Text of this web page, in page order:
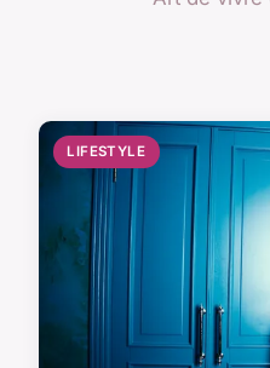
LIFESTYLE